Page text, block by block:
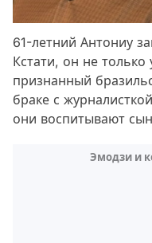
61-летний Антониу
Кстати, он не
признанный
браке с
они воспитывают
Эмодзи и